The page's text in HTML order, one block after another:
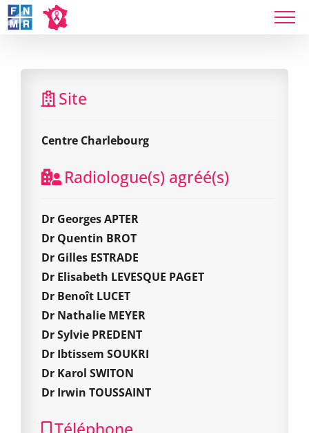
Skip
to
Site
Centre Charlebourg
Radiologue(s) agréé(s)
Dr Georges APTER
Dr Quentin BROT
Dr Gilles ESTRADE
Dr Elisabeth LEVESQUE PAGET
Dr Benoît LUCET
Dr Nathalie MEYER
Dr Sylvie PREDENT
Dr Ibtissem SOUKRI
Dr Karol SWITON
Dr Irwin TOUSSAINT